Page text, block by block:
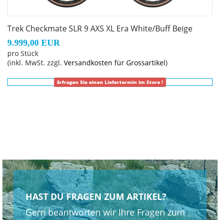
Geschlecht: Uni
Rahmen: 800 Series OCLV Carbon, IsoSpeed, verborgene
Schutzblechösen, integrierte Rahmentaschenaufnahmen,
RCS Headset System, verborgene Zugführung, T47,
Kettenführung, demontierbare Umwerferaufnahme,
Gangschaltung: SRAM RED XPLR eTap AXS, max. 46 Z. an
größtem Ritzel
Anzahl Gänge: 1
Trek Checkmate SLR 9 AXS XL Era White/Buff Beige
9.999,00 EUR
pro Stück
(inkl. MwSt. zzgl. Versandkosten für Grossartikel)
Erfragen Sie einen Liefertermin im Store !
HAST DU FRAGEN ZUM ARTIKEL?
Gern beantworten wir Ihre Fragen zum